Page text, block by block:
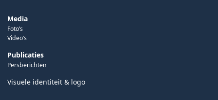
Media
Foto’s
Video’s
Publicaties
Persberichten
Visuele identiteit & logo